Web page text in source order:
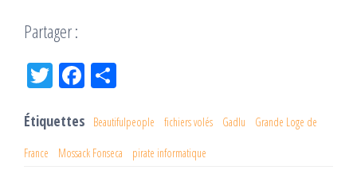
Partager :
Tw
er
Fac
oo
k
ge
r
Étiquettes Beautifulpeople fichiers volés Gadlu Grande Loge de
France Mossack Fonseca pirate informatique